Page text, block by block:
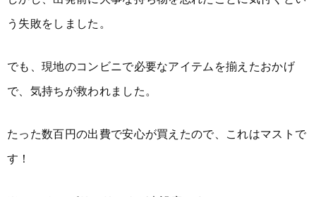
う失敗をしました。
でも、現地のコンビニで必要なアイテムを揃えたおかげ
で、気持ちが救われました。
たった数百円の出費で安心が買えたので、これはマストで
す！